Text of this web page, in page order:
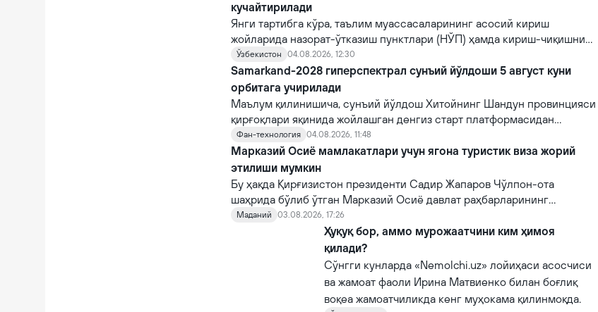
кучайтирилади
Янги тартибга кўра, таълим муассасаларининг асосий кириш
жойларида назорат-ўтказиш пунктлари (НЎП) ҳамда кириш-чиқишни
назорат қилувчи электрон тизимлар ўрнатилади.
Ўзбекистон 04.08.2026, 12:30
Samarkand-2028 гиперспектрал сунъий йўлдоши 5 август куни
орбитага учирилади
Маълум қилинишича, сунъий йўлдош Хитойнинг Шандун провинцияси
қирғоқлари яқинида жойлашган денгиз старт платформасидан
STAR.VISION компанияси томонидан Lampung-1 йўлдоши билан бирга
фазога учирилади.
Фан-технология 04.08.2026, 11:48
Марказий Осиё мамлакатлари учун ягона туристик виза жорий
этилиши мумкин
Бу ҳақда Қирғизистон президенти Садир Жапаров Чўлпон-ота
шаҳрида бўлиб ўтган Марказий Осиё давлат раҳбарларининг
норасмий учрашувида маълум қилди.
Маданий 03.08.2026, 17:26
Ҳуқуқ бор, аммо мурожаатчини ким ҳимоя
қилади?
Сўнгги кунларда «Nemolchi.uz» лойиҳаси асосчиси
ва жамоат фаоли Ирина Матвиенко билан боғлиқ
воқеа жамоатчиликда кенг муҳокама қилинмоқда.